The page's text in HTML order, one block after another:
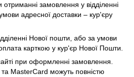
замовлення у відділенні
адресної доставки – кур'єру
Нової пошти, або за умови
карткою у кур'єр Нової Пошти.
при оформленні замовлення.
MasterCard можуть повністю